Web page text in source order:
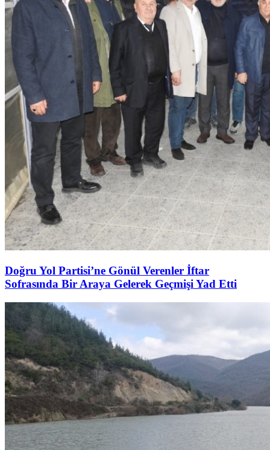
Doğru Yol Partisi’ne Gönül Verenler İftar
Sofrasında Bir Araya Gelerek Geçmişi Yad Etti